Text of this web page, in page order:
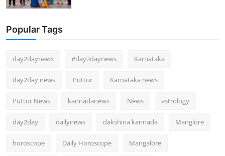
Popular Tags
day2daynews #day2daynews Karnataka
day2day news Puttur Karnataka news
Puttur News kannadanews News astrology
day2day dailynews dakshina kannada Manglore
horoscope Daily Horoscope Mangalore